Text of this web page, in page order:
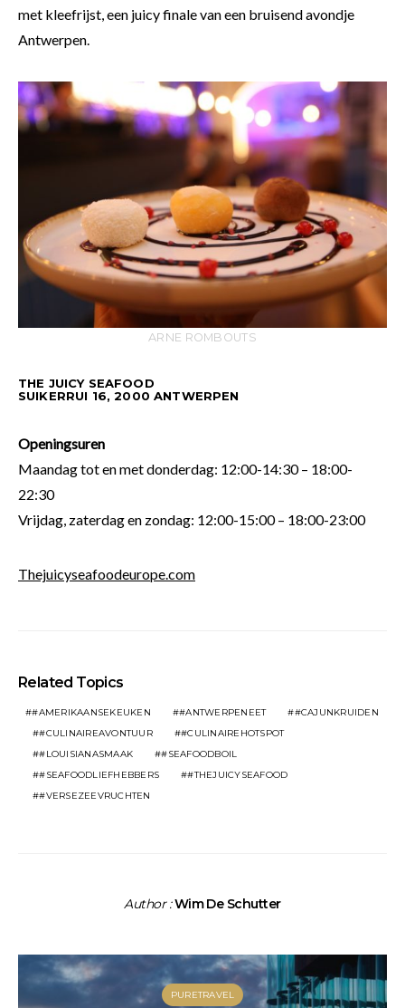
met kleefrijst, een juicy finale van een bruisend avondje
Antwerpen.
ARNE ROMBOUTS
THE JUICY SEAFOOD
SUIKERRUI 16, 2000 ANTWERPEN
Openingsuren
​Maandag tot en met donderdag: 12:00-14:30 – 18:00-
22:30
​Vrijdag, zaterdag en zondag: 12:00-15:00 – 18:00-23:00
Thejuicyseafoodeurope.com
Related Topics
#AMERIKAANSEKEUKEN #ANTWERPENEET
#CAJUNKRUIDEN
#CULINAIREAVONTUUR
#CULINAIREHOTSPOT
#LOUISIANASMAAK
#SEAFOODBOIL
#SEAFOODLIEFHEBBERS
#THEJUICYSEAFOOD
#VERSEZEEVRUCHTEN
Author :Wim De Schutter
PURETRAVEL